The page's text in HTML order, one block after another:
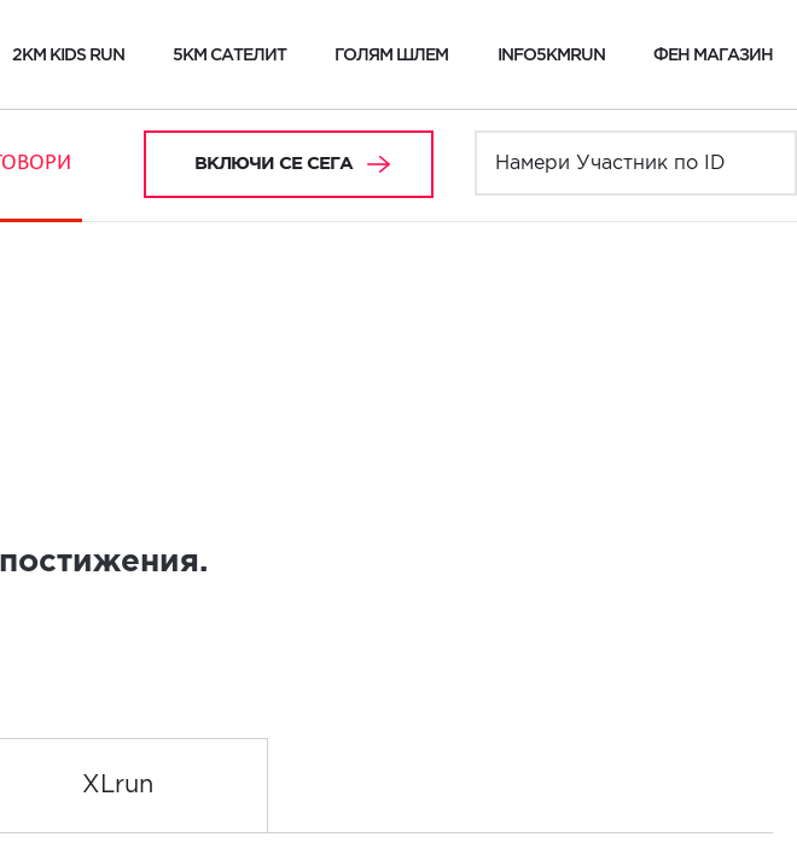
2KM KIDS RUN 5KM САТЕЛИТ ГОЛЯМ ШЛЕМ INFO5KMRUN ФЕН МАГАЗИН
ВКЛЮЧИ СЕ СЕГА
XLrun